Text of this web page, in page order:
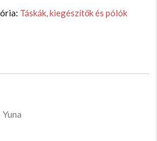
Táskák, kiegészítők és pólók